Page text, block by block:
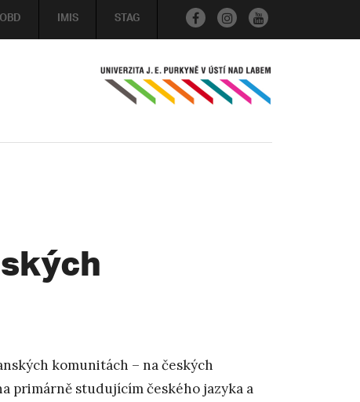
OBD IMIS STAG
komunitách – na českých
primárně studujícím českého jazyka a